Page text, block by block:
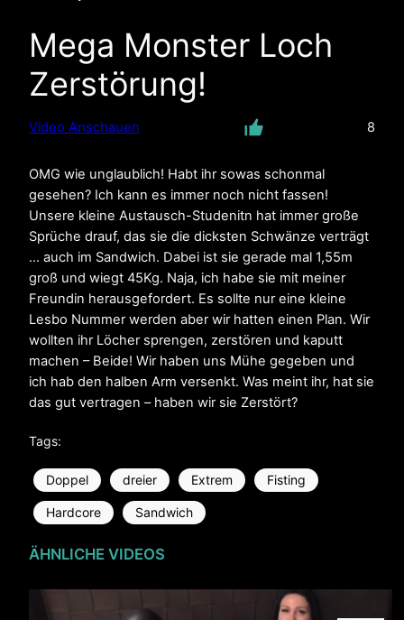
Mega Monster Loch
Zerstörung!
Video Anschauen 8
OMG wie unglaublich! Habt ihr sowas schonmal
gesehen? Ich kann es immer noch nicht fassen!
Unsere kleine Austausch-Studenitn hat immer große
Sprüche drauf, das sie die dicksten Schwänze verträgt
… auch im Sandwich. Dabei ist sie gerade mal 1,55m
groß und wiegt 45Kg. Naja, ich habe sie mit meiner
Freundin herausgefordert. Es sollte nur eine kleine
Lesbo Nummer werden aber wir hatten einen Plan. Wir
wollten ihr Löcher sprengen, zerstören und kaputt
machen – Beide! Wir haben uns Mühe gegeben und
ich hab den halben Arm versenkt. Was meint ihr, hat sie
das gut vertragen – haben wir sie Zerstört?
Tags:
Doppel dreier Extrem Fisting
Hardcore Sandwich
ÄHNLICHE VIDEOS